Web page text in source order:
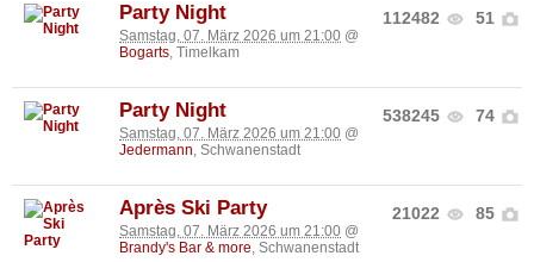
112482 51
Party Night
Samstag, 07. März 2026 um 21:00 @
Bogarts , Timelkam
538245 74
Party Night
Samstag, 07. März 2026 um 21:00 @
Jedermann , Schwanenstadt
21022 85
Après Ski Party
Samstag, 07. März 2026 um 21:00 @
Brandy's Bar & more , Schwanenstadt